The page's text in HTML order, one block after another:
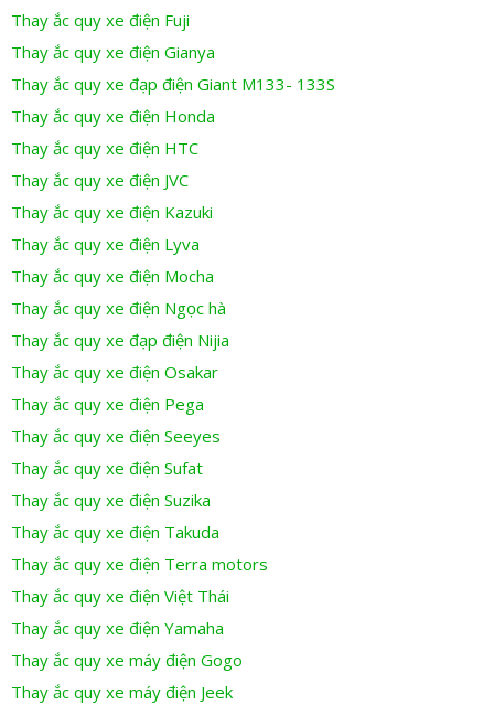
Thay ắc quy xe điện Fuji
Thay ắc quy xe điện Gianya
Thay ắc quy xe đạp điện Giant M133- 133S
Thay ắc quy xe điện Honda
Thay ắc quy xe điện HTC
Thay ắc quy xe điện JVC
Thay ắc quy xe điện Kazuki
Thay ắc quy xe điện Lyva
Thay ắc quy xe điện Mocha
Thay ắc quy xe điện Ngọc hà
Thay ắc quy xe đạp điện Nijia
Thay ắc quy xe điện Osakar
Thay ắc quy xe điện Pega
Thay ắc quy xe điện Seeyes
Thay ắc quy xe điện Sufat
Thay ắc quy xe điện Suzika
Thay ắc quy xe điện Takuda
Thay ắc quy xe điện Terra motors
Thay ắc quy xe điện Việt Thái
Thay ắc quy xe điện Yamaha
Thay ắc quy xe máy điện Gogo
Thay ắc quy xe máy điện Jeek